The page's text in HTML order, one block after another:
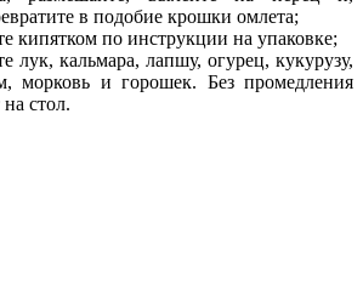
в подобие крошки омлета;
кипятком по инструкции на упаковке;
лук, кальмара, лапшу, огурец, кукурузу,
морковь и горошек. Без промедления
на стол.